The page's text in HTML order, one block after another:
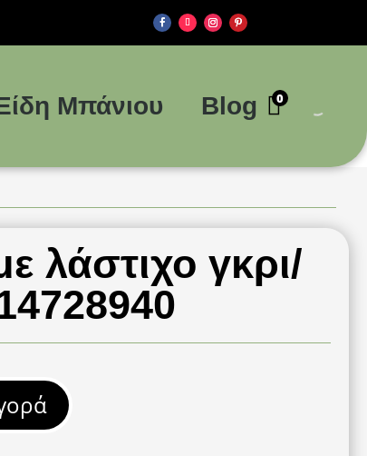
Μπάνιου Blog 0
λάστιχο γκρι/